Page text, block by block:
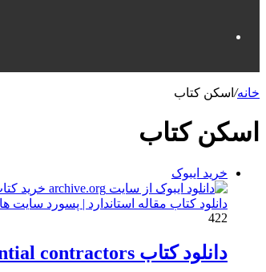
خانه/ اسکن کتاب
اسکن کتاب
خرید ایبوک
دانلود کتاب مقاله استاندارد | پسورد سایت
422
دانلود کتاب Construction claims manual for residential contractors